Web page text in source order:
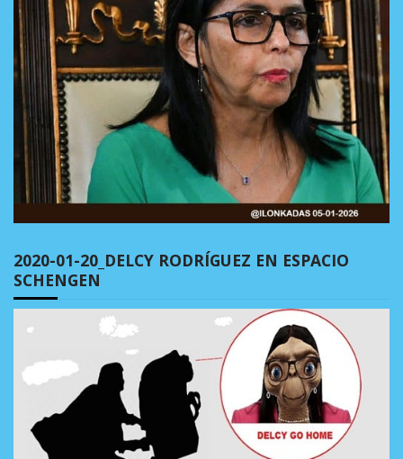
2020-01-20_DELCY RODRÍGUEZ EN ESPACIO
SCHENGEN